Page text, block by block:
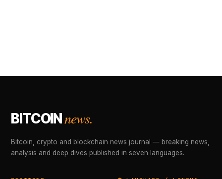
BITCOINnews.
Bitcoin, crypto and blockchain news journal — breaking news,
analysis and deep dives published in seven languages.